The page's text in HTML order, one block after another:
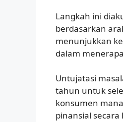
Langkah ini
berdasarkan
menunjukkan
dalam
Untujatasi
tahun untuk
konsumen
pinansial